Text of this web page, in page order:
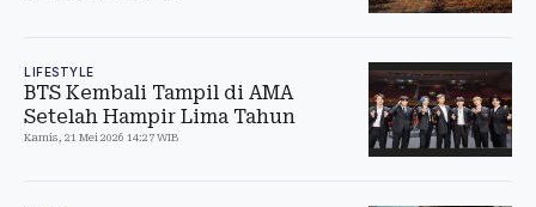
LIFESTYLE
BTS Kembali Tampil di AMA
Setelah Hampir Lima Tahun
Kamis, 21 Mei 2026 14:27 WIB